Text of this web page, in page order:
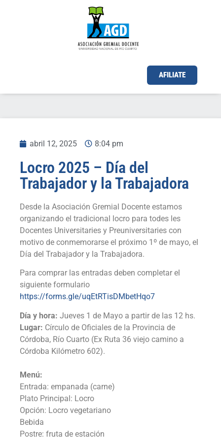
AFILIATE
abril 12, 2025 8:04 pm
Locro 2025 – Día del
Trabajador y la Trabajadora
Desde la Asociación Gremial Docente estamos
organizando el tradicional locro para todes les
Docentes Universitaries y Preuniversitaries con
motivo de conmemorarse el próximo 1º de mayo, el
Día del Trabajador y la Trabajadora.
Para comprar las entradas deben completar el
siguiente formulario
https://forms.gle/uqEtRTisDMbetHqo7
Día y hora: Jueves 1 de Mayo a partir de las 12 hs.
Lugar: Círculo de Oficiales de la Provincia de
Córdoba, Río Cuarto (Ex Ruta 36 viejo camino a
Córdoba Kilómetro 602).
Menú:
Entrada: empanada (carne)
Plato Principal: Locro
Opción: Locro vegetariano
Bebida
Postre: fruta de estación